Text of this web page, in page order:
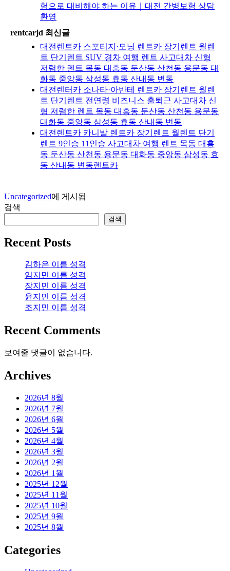
험으로 대비해야 하는 이유｜대전 간병보험 상담
환영
rentcarjd 최신글
대전렌트카 스포티지·모닝 렌트카 장기렌트 월렌
트 단기렌트 SUV 경차 여행 렌트 사고대차 신형
저렴한 렌트 목동 대흥동 둔산동 산천동 용문동 대
화동 중앙동 삼성동 효동 산내동 변동
대전렌터카 소나타·아반테 렌트카 장기렌트 월렌
트 단기렌트 전연령 비즈니스 출퇴근 사고대차 신
형 저렴한 렌트 목동 대흥동 둔산동 산천동 용문동
대화동 중앙동 삼성동 효동 산내동 변동
대전렌트카 카니발 렌트카 장기렌트 월렌트 단기
렌트 9인승 11인승 사고대차 여행 렌트 목동 대흥
동 둔산동 산천동 용문동 대화동 중앙동 삼성동 효
동 산내동 변동렌트카
Uncategorized에 게시됨
검색
검색
Recent Posts
김하은 이름 성격
임지민 이름 성격
장지민 이름 성격
윤지민 이름 성격
조지민 이름 성격
Recent Comments
보여줄 댓글이 없습니다.
Archives
2026년 8월
2026년 7월
2026년 6월
2026년 5월
2026년 4월
2026년 3월
2026년 2월
2026년 1월
2025년 12월
2025년 11월
2025년 10월
2025년 9월
2025년 8월
Categories